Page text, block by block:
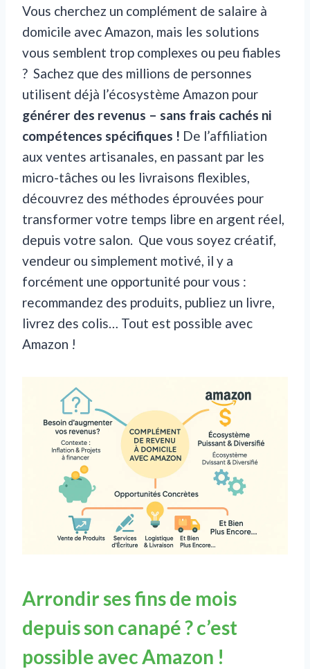
Vous cherchez un complément de salaire à
domicile avec Amazon, mais les solutions
vous semblent trop complexes ou peu fiables
? ‍ Sachez que des millions de personnes
utilisent déjà l’écosystème Amazon pour
générer des revenus – sans frais cachés ni
compétences spécifiques ! De l’affiliation
aux ventes artisanales, en passant par les
micro-tâches ou les livraisons flexibles,
découvrez des méthodes éprouvées pour
transformer votre temps libre en argent réel,
depuis votre salon. ️ Que vous soyez créatif,
vendeur ou simplement motivé, il y a
forcément une opportunité pour vous :
recommandez des produits, publiez un livre,
livrez des colis… Tout est possible avec
Amazon !
Arrondir ses fins de mois
depuis son canapé ? c’est
possible avec Amazon !